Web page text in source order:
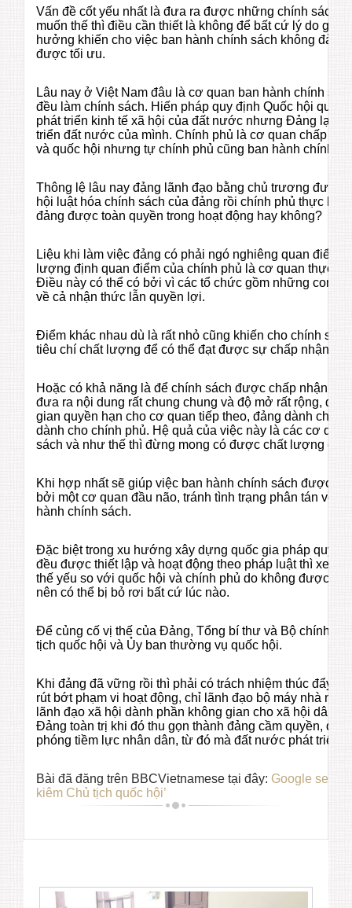
Vấn đề cốt yếu nhất là đưa ra được những chính sách
muốn thế thì điều cần thiết là không để bất cứ lý do gì
hưởng khiến cho việc ban hành chính sách không đảm
được tối ưu.
Lâu nay ở Việt Nam đâu là cơ quan ban hành chính
đều làm chính sách. Hiến pháp quy định Quốc hội quyết
phát triển kinh tế xã hội của đất nước nhưng Đảng lại
triển đất nước của mình. Chính phủ là cơ quan chấp
và quốc hội nhưng tự chính phủ cũng ban hành chính
Thông lệ lâu nay đảng lãnh đạo bằng chủ trương
hội luật hóa chính sách của đảng rồi chính phủ thực
đảng được toàn quyền trong hoạt động hay không?
Liệu khi làm việc đảng có phải ngó nghiêng quan điểm
lượng định quan điểm của chính phủ là cơ quan thực
Điều này có thể có bởi vì các tổ chức gồm những con
về cả nhận thức lẫn quyền lợi.
Điểm khác nhau dù là rất nhỏ cũng khiến cho chính
tiêu chí chất lượng để có thể đạt được sự chấp nhận.
Hoặc có khả năng là để chính sách được chấp nhận,
đưa ra nội dung rất chung chung và độ mở rất rộng,
gian quyền hạn cho cơ quan tiếp theo, đảng dành cho
dành cho chính phủ. Hệ quả của việc này là các cơ
sách và như thế thì đừng mong có được chất lượng cao.
Khi hợp nhất sẽ giúp việc ban hành chính sách được
bởi một cơ quan đầu não, tránh tình trạng phân tán về
hành chính sách.
Đặc biệt trong xu hướng xây dựng quốc gia pháp
đều được thiết lập và hoạt động theo pháp luật thì xem
thế yếu so với quốc hội và chính phủ do không được
nên có thể bị bỏ rơi bất cứ lúc nào.
Để củng cố vị thế của Đảng, Tổng bí thư và Bộ chính trị
tịch quốc hội và Ủy ban thường vụ quốc hội.
Khi đảng đã vững rồi thì phải có trách nhiệm thúc đẩy
rút bớt phạm vi hoạt động, chỉ lãnh đạo bộ máy nhà
lãnh đạo xã hội dành phần không gian cho xã hội dân
Đảng toàn trị khi đó thu gọn thành đảng cầm quyền, dân
phóng tiềm lực nhân dân, từ đó mà đất nước phát triển.
Bài đã đăng trên BBCVietnamese tại đây: Google
kiêm Chủ tịch quốc hội’